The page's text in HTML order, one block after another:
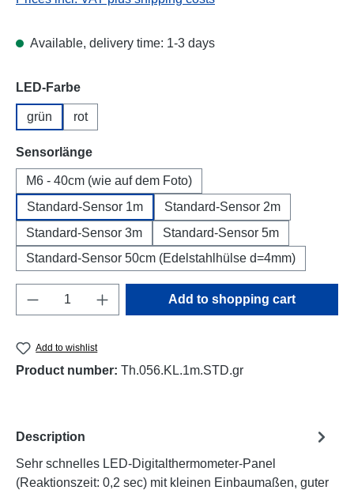
Available, delivery time: 1-3 days
Select
LED-Farbe
grün rot
Select
Sensorlänge
M6 - 40cm (wie auf dem Foto)
Standard-Sensor 1m
Standard-Sensor 2m
Standard-Sensor 3m
Standard-Sensor 5m
Standard-Sensor 50cm (Edelstahlhülse d=4mm)
Product Quantity: Enter the desired
Add to shopping cart
Add to wishlist
Product number: Th.056.KL.1m.STD.gr
Description
Sehr schnelles LED-Digitalthermometer-Panel
(Reaktionszeit: 0,2 sec) mit kleinen Einbaumaßen, guter